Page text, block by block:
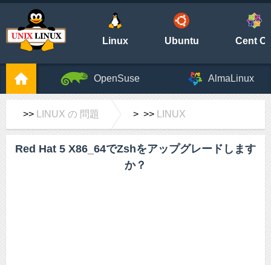
Linux Ubuntu Cent
OpenSuse AlmaLinux
>> LINUX の 問題 > >> LINUX
Red Hat 5 X86_64でZshをアップグレードします
か？